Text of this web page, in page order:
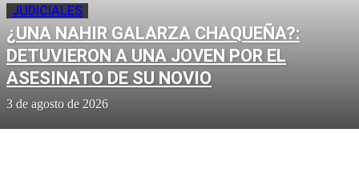
JUDICIALES
¿UNA NAHIR GALARZA CHAQUEÑA?:
DETUVIERON A UNA JOVEN POR EL
ASESINATO DE SU NOVIO
3 de agosto de 2026